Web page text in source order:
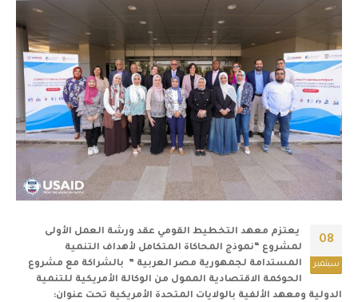
08
سبتمبر
يعتزم معهد التخطيط القومي عقد ورشة العمل الأولى
لمشروع “نموذج المحاكاة المتكامل لأهداف التنمية
المستدامة لجمهورية مصر العربية ” بالشراكة مع مشروع
الحوكمة الاقتصادية الممول من الوكالة الأمريكية للتنمية
الدولية ومعهد الألفية بالولايات المتحدة الأمريكية تحت عنوان: